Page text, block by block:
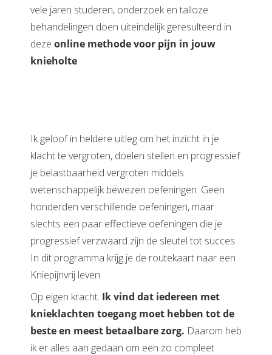
vele jaren studeren, onderzoek en talloze
behandelingen doen uiteindelijk geresulteerd in
deze online methode voor pijn in jouw
knieholte.
Ik geloof in heldere uitleg om het inzicht in je
klacht te vergroten, doelen stellen en progressief
je belastbaarheid vergroten middels
wetenschappelijk bewezen oefeningen. Geen
honderden verschillende oefeningen, maar
slechts een paar effectieve oefeningen die je
progressief verzwaard zijn de sleutel tot succes.
In dit programma krijg je de routekaart naar een
Kniepijnvrij leven.
Op eigen kracht. Ik vind dat iedereen met
knieklachten toegang moet hebben tot de
beste en meest betaalbare zorg. Daarom heb
ik er alles aan gedaan om een zo compleet